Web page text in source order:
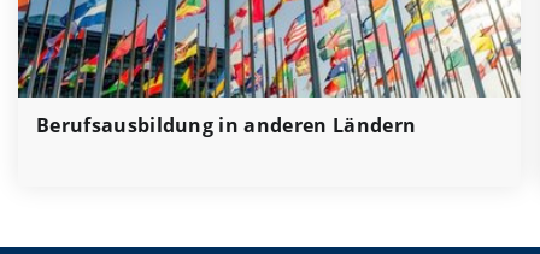
Berufsausbildung in anderen Ländern